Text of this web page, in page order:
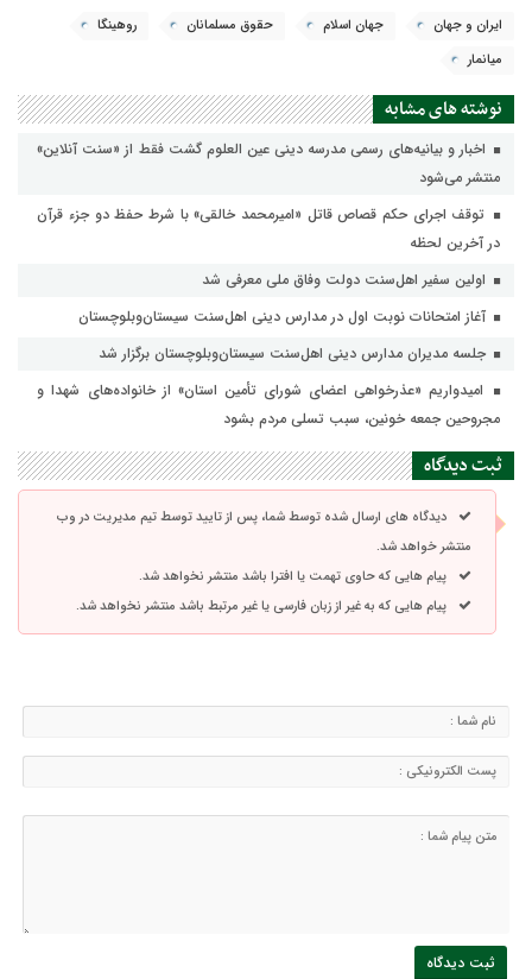
ايران و جهان جهان اسلام حقوق مسلمانان
روهينگا
ميانمار
نوشته های مشابه
اخبار و بیانیه‌های رسمی مدرسه دینی عین العلوم گشت فقط از «سنت آنلاین»
منتشر می‌شود
توقف اجرای حکم قصاص قاتل «امیرمحمد خالقی» با شرط حفظ دو جزء قرآن
در آخرین لحظه
اولین سفیر اهل‌سنت دولت وفاق ملی معرفی شد
آغاز امتحانات نوبت اول در مدارس دینی اهل‌سنت سیستان‌وبلوچستان
جلسه مدیران مدارس دینی اهل‌سنت سیستان‌وبلوچستان برگزار شد
امیدواریم «عذرخواهی اعضای شورای تأمین استان» از خانواده‌های شهدا و
مجروحین جمعه خونین، سبب تسلی مردم بشود
ثبت دیدگاه
دیدگاه های ارسال شده توسط شما، پس از تایید توسط تیم مدیریت در وب
منتشر خواهد شد.
پیام هایی که حاوی تهمت یا افترا باشد منتشر نخواهد شد.
پیام هایی که به غیر از زبان فارسی یا غیر مرتبط باشد منتشر نخواهد شد.